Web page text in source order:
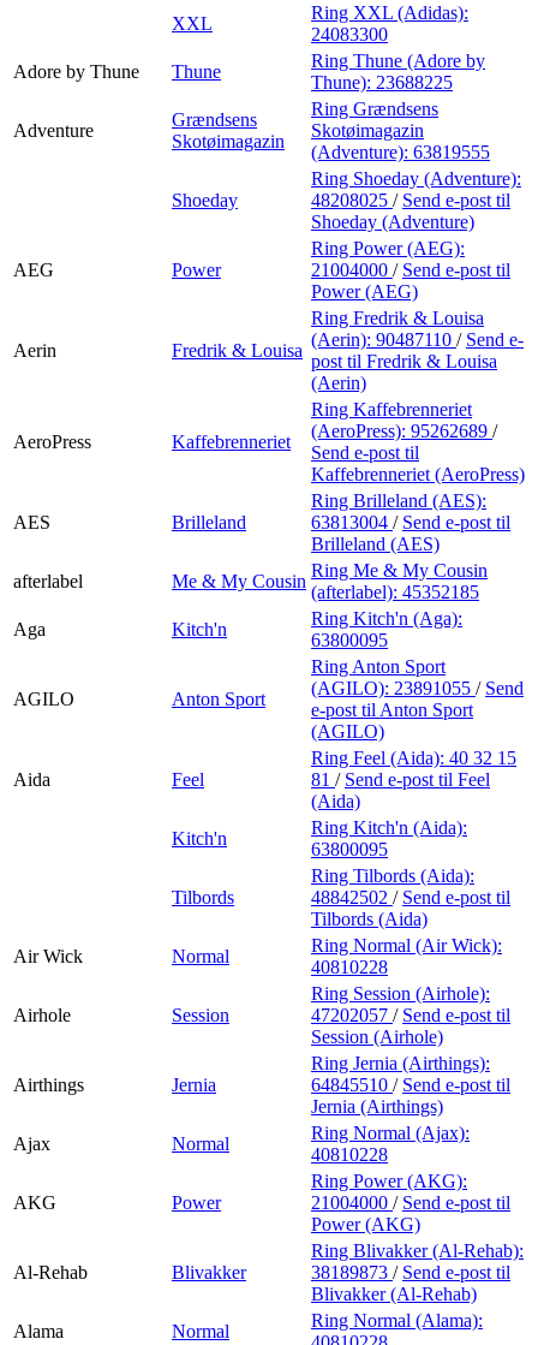
XXL
Ring XXL (Adidas):
24083300
Adore by Thune
Thune
Ring Thune (Adore by
Thune): 23688225
Adventure
Grændsens
Skotøimagazin
Ring Grændsens
Skotøimagazin
(Adventure): 63819555
Shoeday
Ring Shoeday (Adventure):
48208025 / Send e-post til
Shoeday (Adventure)
AEG Power
Ring Power (AEG):
21004000 / Send e-post til
Power (AEG)
Aerin Fredrik & Louisa
Ring Fredrik & Louisa
(Aerin): 90487110 / Send e-
post til Fredrik & Louisa
(Aerin)
AeroPress Kaffebrenneriet
Ring Kaffebrenneriet
(AeroPress): 95262689 /
Send e-post til
Kaffebrenneriet (AeroPress)
AES Brilleland
Ring Brilleland (AES):
63813004 / Send e-post til
Brilleland (AES)
afterlabel
Me & My Cousin
Ring Me & My Cousin
(afterlabel): 45352185
Aga
Kitch'n
Ring Kitch'n (Aga):
63800095
AGILO Anton Sport
Ring Anton Sport
(AGILO): 23891055 / Send
e-post til Anton Sport
(AGILO)
Aida Feel
Ring Feel (Aida): 40 32 15
81 / Send e-post til Feel
(Aida)
Kitch'n
Ring Kitch'n (Aida):
63800095
Tilbords
Ring Tilbords (Aida):
48842502 / Send e-post til
Tilbords (Aida)
Air Wick
Normal
Ring Normal (Air Wick):
40810228
Airhole Session
Ring Session (Airhole):
47202057 / Send e-post til
Session (Airhole)
Airthings Jernia
Ring Jernia (Airthings):
64845510 / Send e-post til
Jernia (Airthings)
Ajax
Normal
Ring Normal (Ajax):
40810228
AKG Power
Ring Power (AKG):
21004000 / Send e-post til
Power (AKG)
Al-Rehab Blivakker
Ring Blivakker (Al-Rehab):
38189873 / Send e-post til
Blivakker (Al-Rehab)
Alama
Normal
Ring Normal (Alama):